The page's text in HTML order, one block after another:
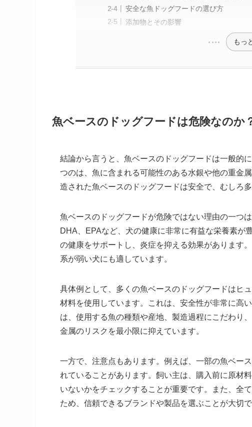
安全な魚ドッグフードの選び方
添加物とその影響
もっ
魚ベースのドッグフードは危険なのか
結論から言うと、魚ベースのドッグフードは一般的
つのは、魚に含まれる可能性のある水銀や他の重金
造された魚ベースのドッグフードは安全で、むしろ
魚ベースのドッグフードが危険ではない理由の一つ
DHA、EPAなど、犬の健康に非常に有益な栄養素が
の健康をサポートし、炎症を抑える効果があります
系が弱い犬にも適しています。
具体例として、多くの魚ベースのドッグフードはヒ
材料を使用しています。これは、安全性が非常に高
は、使用する魚の種類や産地、製造過程にこだわり
金属のリスクを最小限に抑えています。
一方で、注意点もあります。例えば、一部の魚ベー
れていることがあります。飼い主は、購入前に原材
いないかをチェックすることが重要です。また、全
ため、信頼できるブランドや製品を選ぶことが大切で